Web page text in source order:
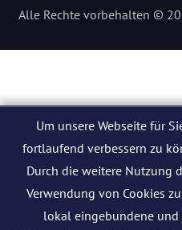
Alle Rechte vorbehalten ©
Um unsere Webseite für
fortlaufend verbessern zu
Durch die weitere Nutzung
Verwendung von Cookies
lokal eingebundene und